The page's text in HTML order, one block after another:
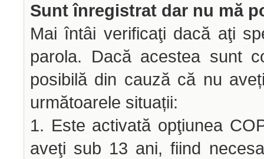
Sunt înregistrat dar nu mă
Mai întâi verificaţi dacă aţi
parola. Dacă acestea sunt
posibilă din cauză că nu
următoarele situații:
1. Este activată opţiunea
aveţi sub 13 ani, fiind